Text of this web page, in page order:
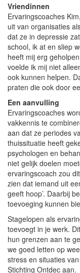
Vriendinnen
Ervaringscoaches
uit van organisaties
dat ze in depressie
school, ik at en sliep
heeft mij erg
voelde ik mij niet
ook kunnen helpen.
praten die ook door
Een aanvulling
Ervaringscoaches
vakkennis te
aan dat ze periodes
thuissituatie heeft
psychologen en
niet gelijk doelen
ervaringscoach zou
zien dat iemand uit
geeft hoop’. Daarbij
toevoeging kunnen
Stagelopen als
toevoegt in je werk.
hun grenzen aan te
we goed letten op
stress en situaties
Stichting Ontdec aan.